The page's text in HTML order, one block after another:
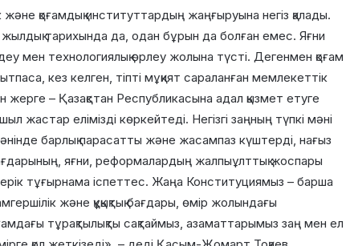
қоғамдық институттардың жаңғыруына негіз қалады.
жылдық тарихында да, одан бұрын да болған емес. Яғни
мен технологиялық өрлеу жолына түсті. Дегенмен қоғам
кез келген, тіпті мұқият сараланған мемлекеттік
жерге – Қазақстан Республикасына адал қызмет етуге
жастар елімізді көркейтеді. Негізгі заңның түпкі мәні
барлық парасатты және жасампаз күштерді, нағыз
яғни, реформалардың жалпыұлттық жоспары
берік тұғырнама іспеттес. Жаңа Конституциямыз – барша
және құқықтық бағдары, өмір жолындағы
тұрақтылықты сақтаймыз, азаматтарымыз заң мен ел